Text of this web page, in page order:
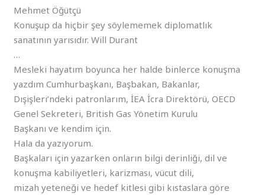
Mehmet Öğütçü
Konuşup da hiçbir şey söylememek diplomatlık
sanatının yarısıdır. Will Durant
…
Mesleki hayatım boyunca her halde binlerce konuşma
yazdım Cumhurbaşkanı, Başbakan, Bakanlar,
Dışişleri’ndeki patronlarım, İEA İcra Direktörü, OECD
Genel Sekreteri, British Gas Yönetim Kurulu
Başkanı ve kendim için.
Hala da yazıyorum.
Başkaları için yazarken onların bilgi derinliği, dil ve
konuşma kabiliyetleri, karizması, vücut dili,
mizah yeteneği ve hedef kitlesi gibi kıstaslara göre